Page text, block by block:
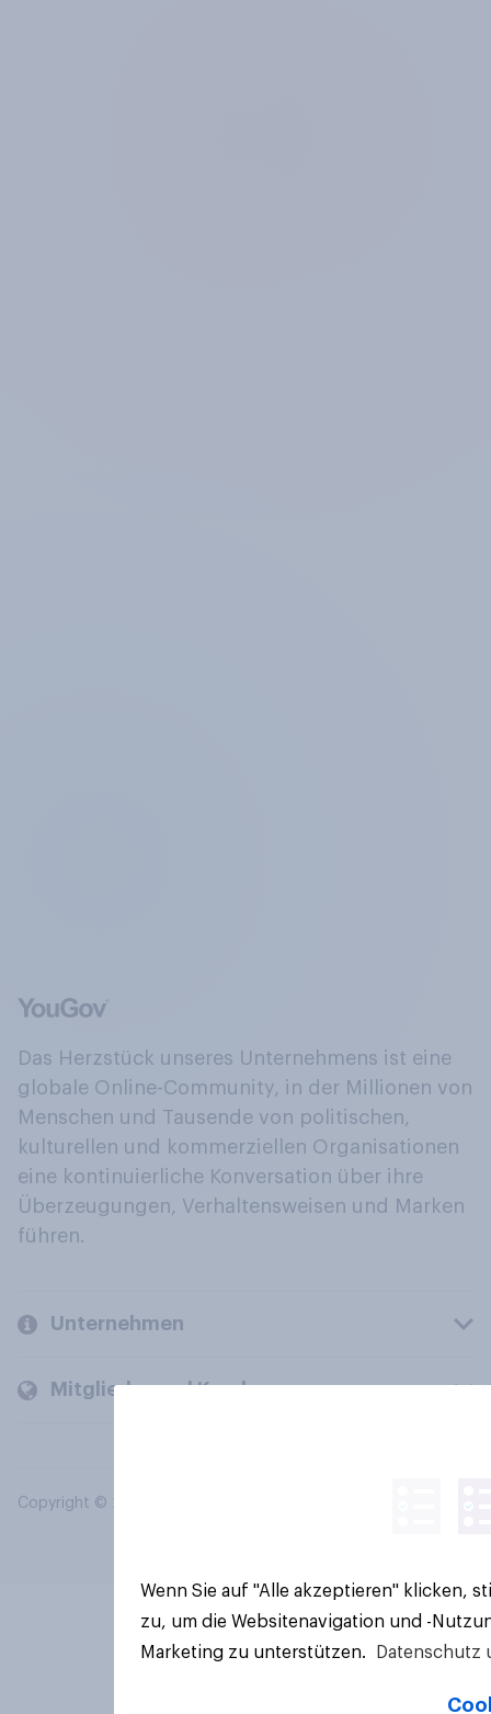
Das Herzstück unseres Unternehmens ist eine
globale Online-Community, in der Millionen von
Menschen und Tausende von politischen,
kulturellen und kommerziellen Organisationen
eine kontinuierliche Konversation über ihre
Überzeugungen, Verhaltensweisen und Marken
führen.
Unternehmen
Mitglieder und Kunden
Copyright © 2026 YouGov PLC. Alle Rechte vorbehalten.
Wenn Sie auf "Alle akzeptieren" klicken,
zu, um die Websitenavigation und -
Marketing zu unterstützen.
Datenschutz